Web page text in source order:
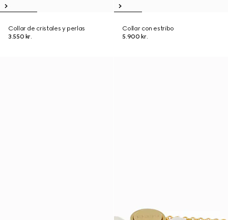
Collar de cristales y perlas
3.550 kr.
Collar con estribo
5.900 kr.